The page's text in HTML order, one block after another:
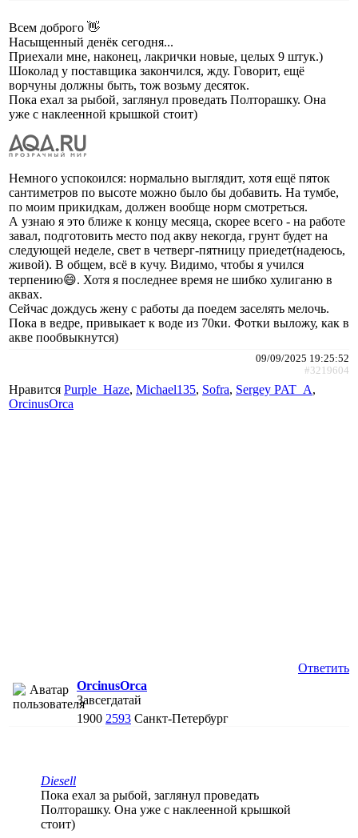
Всем доброго 👋
Насыщенный денёк сегодня...
Приехали мне, наконец, лакрички новые, целых 9 штук.)
Шоколад у поставщика закончился, жду. Говорит, ещё
ворчуны должны быть, тож возьму десяток.
Пока ехал за рыбой, заглянул проведать Полторашку. Она
уже с наклеенной крышкой стоит)
Немного успокоился: нормально выглядит, хотя ещё пяток
сантиметров по высоте можно было бы добавить. На тумбе,
по моим прикидкам, должен вообще норм смотреться.
А узнаю я это ближе к концу месяца, скорее всего - на работе
завал, подготовить место под акву некогда, грунт будет на
следующей неделе, свет в четверг-пятницу приедет(надеюсь,
живой). В общем, всё в кучу. Видимо, чтобы я учился
терпению😄. Хотя я последнее время не шибко хулиганю в
аквах.
Сейчас дождусь жену с работы да поедем заселять мелочь.
Пока в ведре, привыкает к воде из 70ки. Фотки выложу, как в
акве пообвыкнутся)
09/09/2025 19:25:52
#3219604
Нравится Purple_Haze, Michael135, Sofra, Sergey PAT_A,
ОrcinusОrca
Ответить
ОrcinusОrca
Завсегдатай
1900 2593 Санкт-Петербург
Diesell
Пока ехал за рыбой, заглянул проведать
Полторашку. Она уже с наклеенной крышкой
стоит)